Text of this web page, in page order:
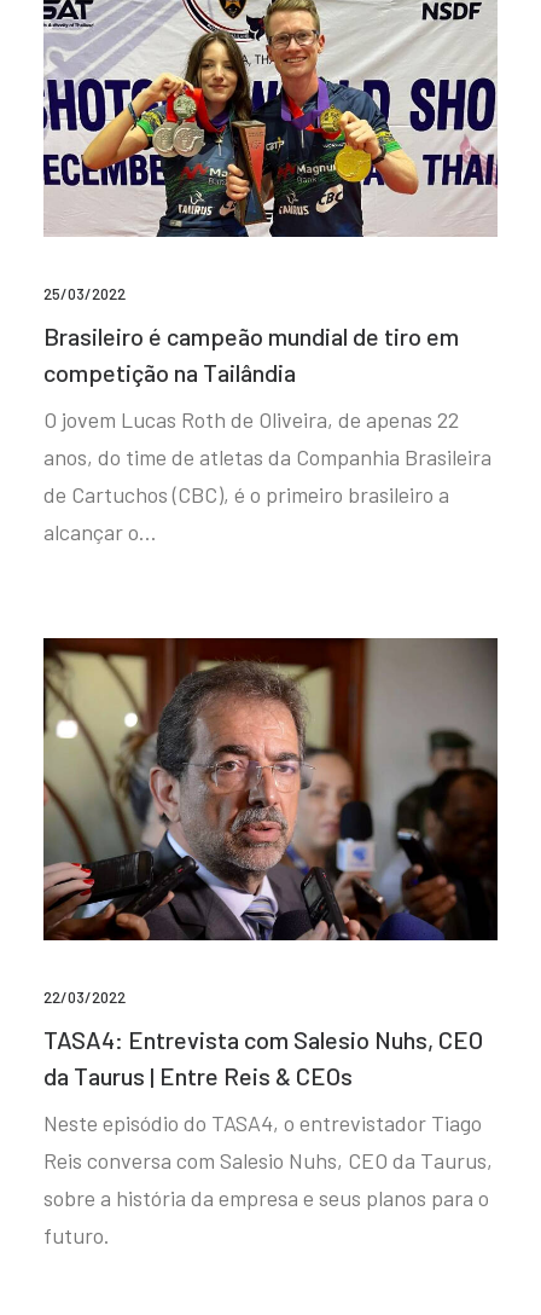
25/03/2022
Brasileiro é campeão mundial de tiro em
competição na Tailândia
O jovem Lucas Roth de Oliveira, de apenas 22
anos, do time de atletas da Companhia Brasileira
de Cartuchos (CBC), é o primeiro brasileiro a
alcançar o…
22/03/2022
TASA4: Entrevista com Salesio Nuhs, CEO
da Taurus | Entre Reis & CEOs
Neste episódio do TASA4, o entrevistador Tiago
Reis conversa com Salesio Nuhs, CEO da Taurus,
sobre a história da empresa e seus planos para o
futuro.